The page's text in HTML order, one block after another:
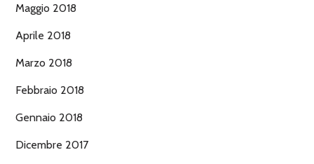
Maggio 2018
Aprile 2018
Marzo 2018
Febbraio 2018
Gennaio 2018
Dicembre 2017